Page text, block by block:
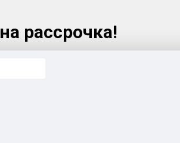
рассрочка!
по всему Таможенному союзу.